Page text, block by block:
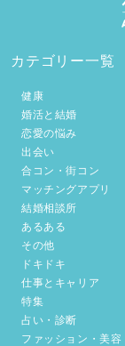
カテゴリー一覧
健康
婚活と結婚
恋愛の悩み
出会い
合コン・街コン
マッチングアプリ
結婚相談所
あるある
その他
ドキドキ
仕事とキャリア
特集
占い・診断
ファッション・美容